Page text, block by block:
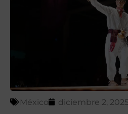
México diciembre 2, 2025